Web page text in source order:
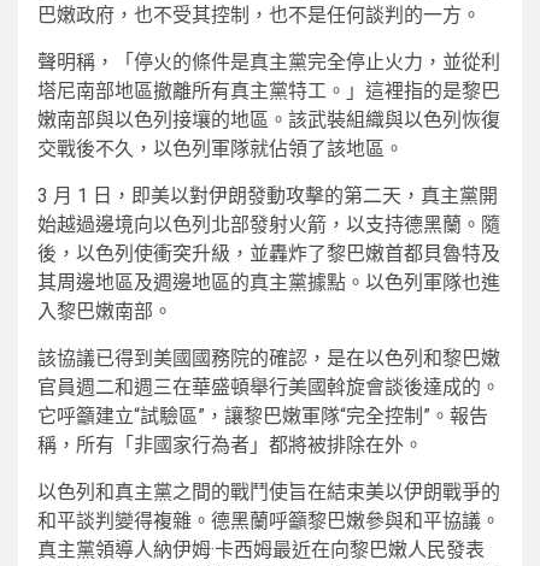
巴嫩政府，也不受其控制，也不是任何談判的一方。
聲明稱，「停火的條件是真主黨完全停止火力，並從利
塔尼南部地區撤離所有真主黨特工。」這裡指的是黎巴
嫩南部與以色列接壤的地區。該武裝組織與以色列恢復
交戰後不久，以色列軍隊就佔領了該地區。
3 月 1 日，即美以對伊朗發動攻擊的第二天，真主黨開
始越過邊境向以色列北部發射火箭，以支持德黑蘭。隨
後，以色列使衝突升級，並轟炸了黎巴嫩首都貝魯特及
其周邊地區及週邊地區的真主黨據點。以色列軍隊也進
入黎巴嫩南部。
該協議已得到美國國務院的確認，是在以色列和黎巴嫩
官員週二和週三在華盛頓舉行美國斡旋會談後達成的。
它呼籲建立“試驗區”，讓黎巴嫩軍隊“完全控制”。報告
稱，所有「非國家行為者」都將被排除在外。
以色列和真主黨之間的戰鬥使旨在結束美以伊朗戰爭的
和平談判變得複雜。德黑蘭呼籲黎巴嫩參與和平協議。
真主黨領導人納伊姆·卡西姆最近在向黎巴嫩人民發表